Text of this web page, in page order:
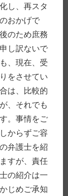
し、再スタ
おかげで
のため庶務
し訳ないで
、現在、受
をさせてい
は、比較的
、それでも
。事情をご
からずご容
弁護士を紹
すが、責任
の紹介は一
じめご承知